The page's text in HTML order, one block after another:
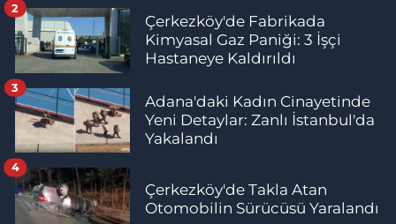
Çerkezköy'de Fabrikada
Kimyasal Gaz Paniği: 3 İşçi
Hastaneye Kaldırıldı
2
Adana'daki Kadın Cinayetinde
Yeni Detaylar: Zanlı İstanbul'da
Yakalandı
3
Çerkezköy'de Takla Atan
Otomobilin Sürücüsü Yaralandı
4